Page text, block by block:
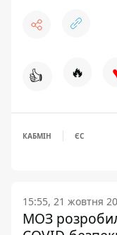
👍 🔥
КАБМІН ЄС
15:55, 21 жовтня
МОЗ